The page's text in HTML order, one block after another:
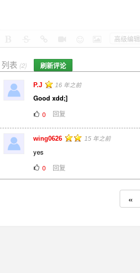
高级编辑
列表 (2) 刷新评论
P.J 16 年之前
Good xdd;]
0
回复
wing0626 15 年之前
yes
0
回复
«